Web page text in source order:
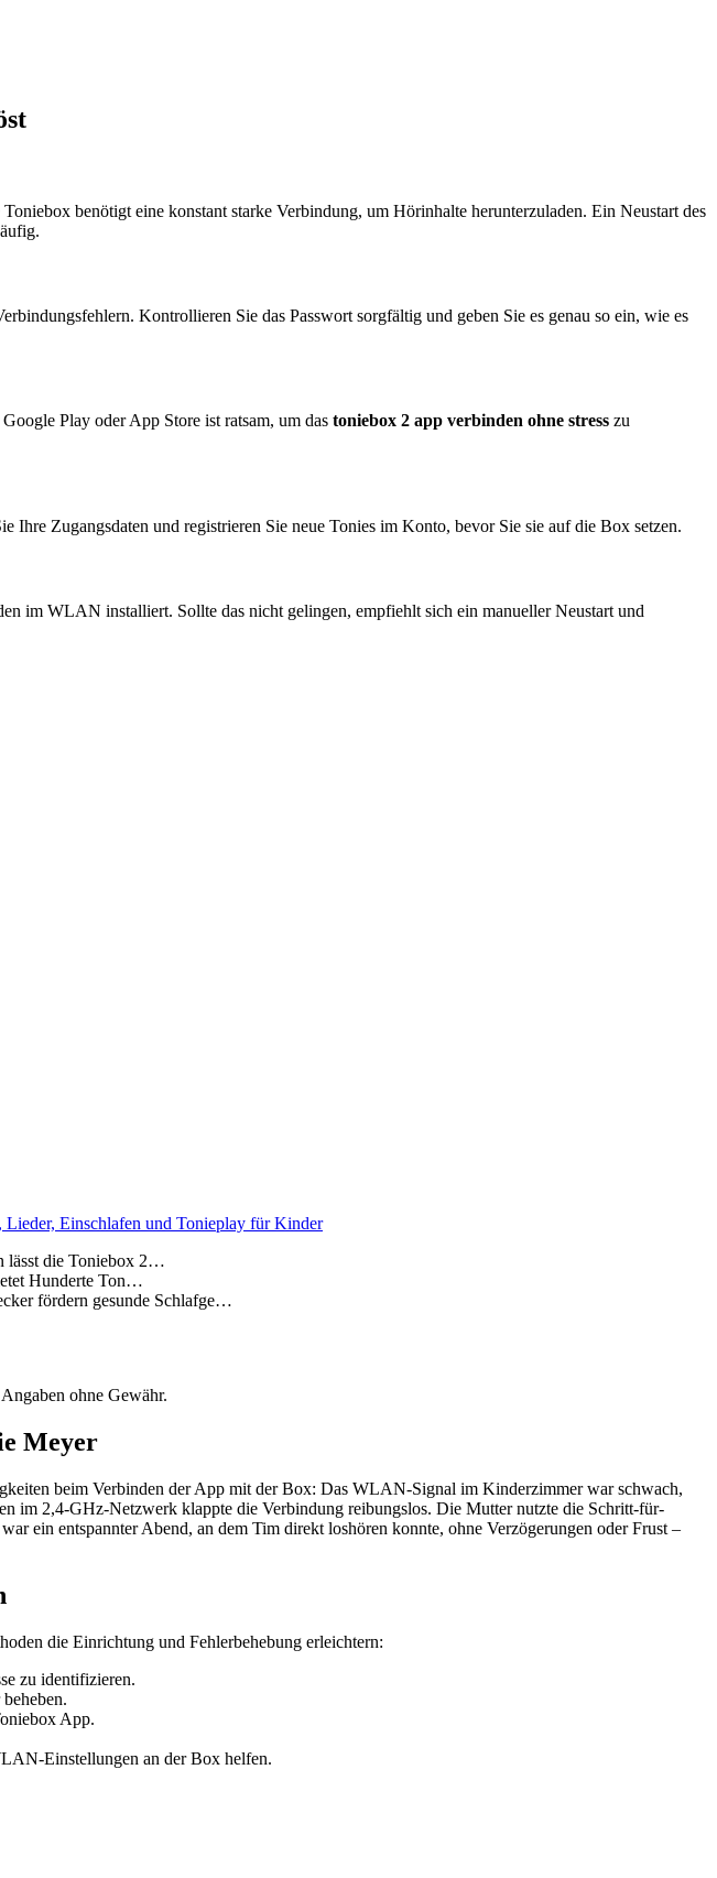
benötigt eine konstant starke Verbindung, um Hörinhalte herunterzuladen. Ein Neustart des
Kontrollieren Sie das Passwort sorgfältig und geben Sie es genau so ein, wie es
Play oder App Store ist ratsam, um das toniebox 2 app verbinden ohne stress zu
Zugangsdaten und registrieren Sie neue Tonies im Konto, bevor Sie sie auf die Box setzen.
im WLAN installiert. Sollte das nicht gelingen, empfiehlt sich ein manueller Neustart und
Einschlafen und Tonieplay für Kinder
lässt die Toniebox 2…
Hunderte Ton…
fördern gesunde Schlafge…
ohne Gewähr.
Meyer
beim Verbinden der App mit der Box: Das WLAN-Signal im Kinderzimmer war schwach,
im 2,4-GHz-Netzwerk klappte die Verbindung reibungslos. Die Mutter nutzte die Schritt-für-
ein entspannter Abend, an dem Tim direkt loshören konnte, ohne Verzögerungen oder Frust –
die Einrichtung und Fehlerbehebung erleichtern:
zu identifizieren.
App.
Einstellungen an der Box helfen.